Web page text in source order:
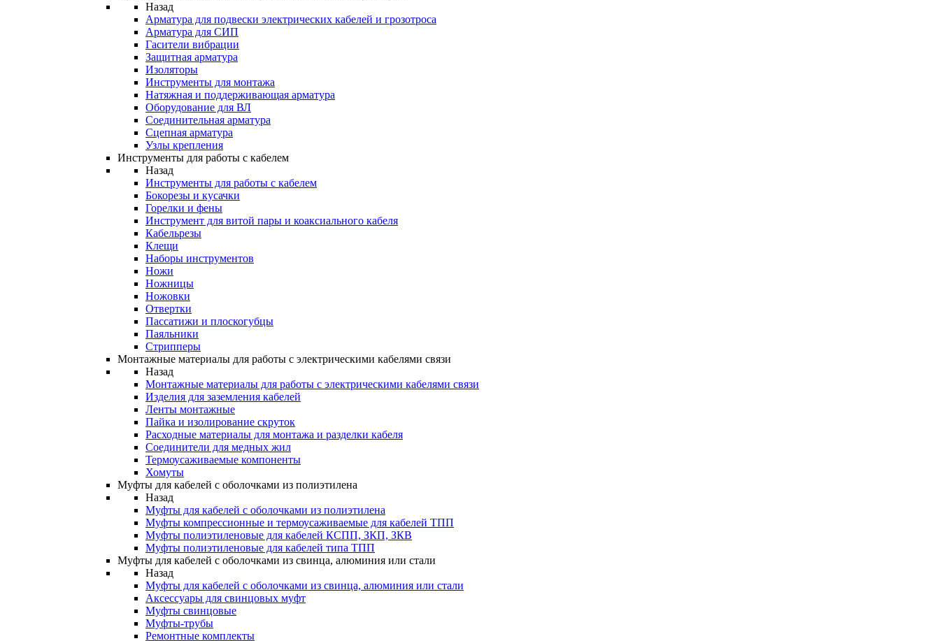
Назад
Арматура для подвески электрических кабелей и грозотроса
Арматура для СИП
Гасители вибрации
Защитная арматура
Изоляторы
Инструменты для монтажа
Натяжная и поддерживающая арматура
Оборудование для ВЛ
Соединительная арматура
Сцепная арматура
Узлы крепления
Инструменты для работы с кабелем
Назад
Инструменты для работы с кабелем
Бокорезы и кусачки
Горелки и фены
Инструмент для витой пары и коаксиального кабеля
Кабельрезы
Клещи
Наборы инструментов
Ножи
Ножницы
Ножовки
Отвертки
Пассатижи и плоскогубцы
Паяльники
Стрипперы
Монтажные материалы для работы с электрическими кабелями связи
Назад
Монтажные материалы для работы с электрическими кабелями связи
Изделия для заземления кабелей
Ленты монтажные
Пайка и изолирование скруток
Расходные материалы для монтажа и разделки кабеля
Соединители для медных жил
Термоусаживаемые компоненты
Хомуты
Муфты для кабелей с оболочками из полиэтилена
Назад
Муфты для кабелей с оболочками из полиэтилена
Муфты компрессионные и термоусаживаемые для кабелей ТПП
Муфты полиэтиленовые для кабелей КСПП, ЗКП, ЗКВ
Муфты полиэтиленовые для кабелей типа ТПП
Муфты для кабелей с оболочками из свинца, алюминия или стали
Назад
Муфты для кабелей с оболочками из свинца, алюминия или стали
Аксессуары для свинцовых муфт
Муфты свинцовые
Муфты-трубы
Ремонтные комплекты